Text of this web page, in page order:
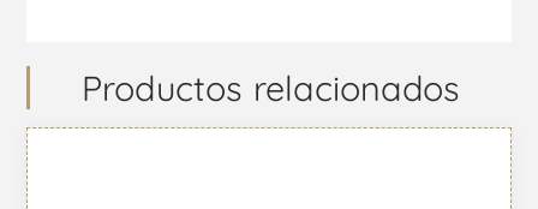
Productos relacionados